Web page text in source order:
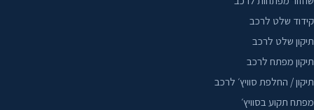
קרית טבעון
ראש העין
ראשון לציון
רחובות
קידוד שלט לרכב
תיקון שלט לרכב
תיקון מפתח לרכב
תיקון / החלפת סוויץ׳ לרכב
מפתח תקוע בסוויץ׳